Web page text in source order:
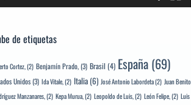
de etiquetas
Cortez,(2) Benjamín Prado,(3) Brasil (4) España (69)
Unidos(3) Ida Vitale,(2) Italia (6) José Antonio Labordeta(2) Juan Benito
Manzanares,(2) Kepa Murua,(2) Leopoldo de Luis,(2) León Felipe,(2) Luis